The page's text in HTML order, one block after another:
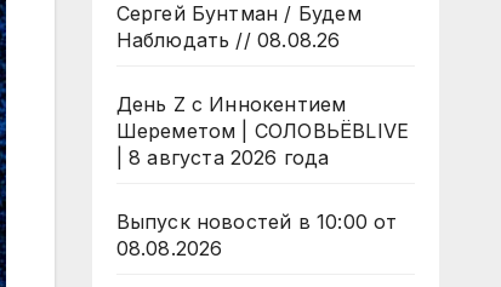
Сергей Бунтман / Будем
Наблюдать // 08.08.26
День Z с Иннокентием
Шереметом | СОЛОВЬЁВLIVE
| 8 августа 2026 года
Выпуск новостей в 10:00 от
08.08.2026